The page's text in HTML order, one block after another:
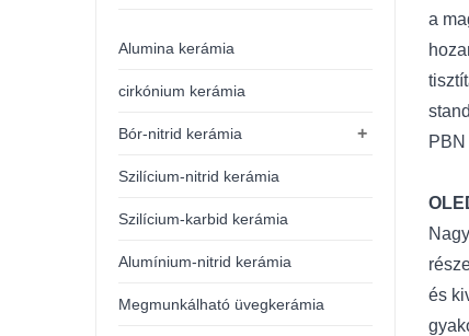
a
és
Alumina kerámia
cirkónium kerámia
+
Bór-nitrid kerámia
Szilícium-nitrid kerámia
Szilícium-karbid kerámia
Alumínium-nitrid kerámia
Megmunkálható üvegkerámia